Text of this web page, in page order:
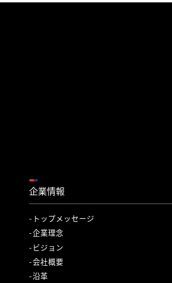
企業情報
トップメッセージ
企業理念
ビジョン
会社概要
沿革